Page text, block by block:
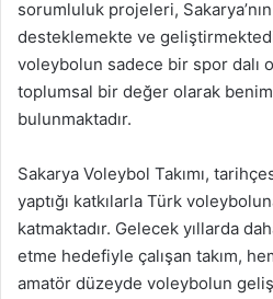
sorumluluk projeleri,
desteklemekte ve
voleybolun sadece bir spor dalı
toplumsal bir değer olarak
bulunmaktadır.
Sakarya Voleybol Takımı,
yaptığı katkılarla Türk
katmaktadır. Gelecek yıllarda
etme hedefiyle çalışan takım,
amatör düzeyde voleybolun